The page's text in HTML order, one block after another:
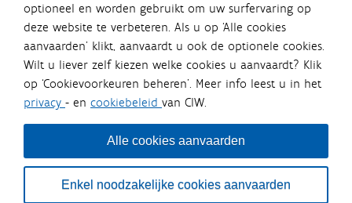
optioneel en worden gebruikt om uw surfervaring op
deze website te verbeteren. Als u op ‘Alle cookies
aanvaarden’ klikt, aanvaardt u ook de optionele cookies.
Wilt u liever zelf kiezen welke cookies u aanvaardt? Klik
op ‘Cookievoorkeuren beheren’. Meer info leest u in het
privacy - en cookiebeleid van CIW.
Alle cookies aanvaarden
Enkel noodzakelijke cookies aanvaarden
Integraalwaterbeleid.be is een
officiële website van de Vlaamse
overheid
uitgegeven door Coördinatiecommissie Integraal
Waterbeleid
De Coördinatiecommissie Integraal Waterbeleid (CIW) is een
bestuursniveaus die bij het waterbeleid betrokken zijn. Ook
waterbedrijven nemen deel aan het overleg. Deze
samenwerking zorgt voor een gecoördineerde en
geïntegreerde aanpak van het waterbeleid en waterbeheer
in Vlaanderen.